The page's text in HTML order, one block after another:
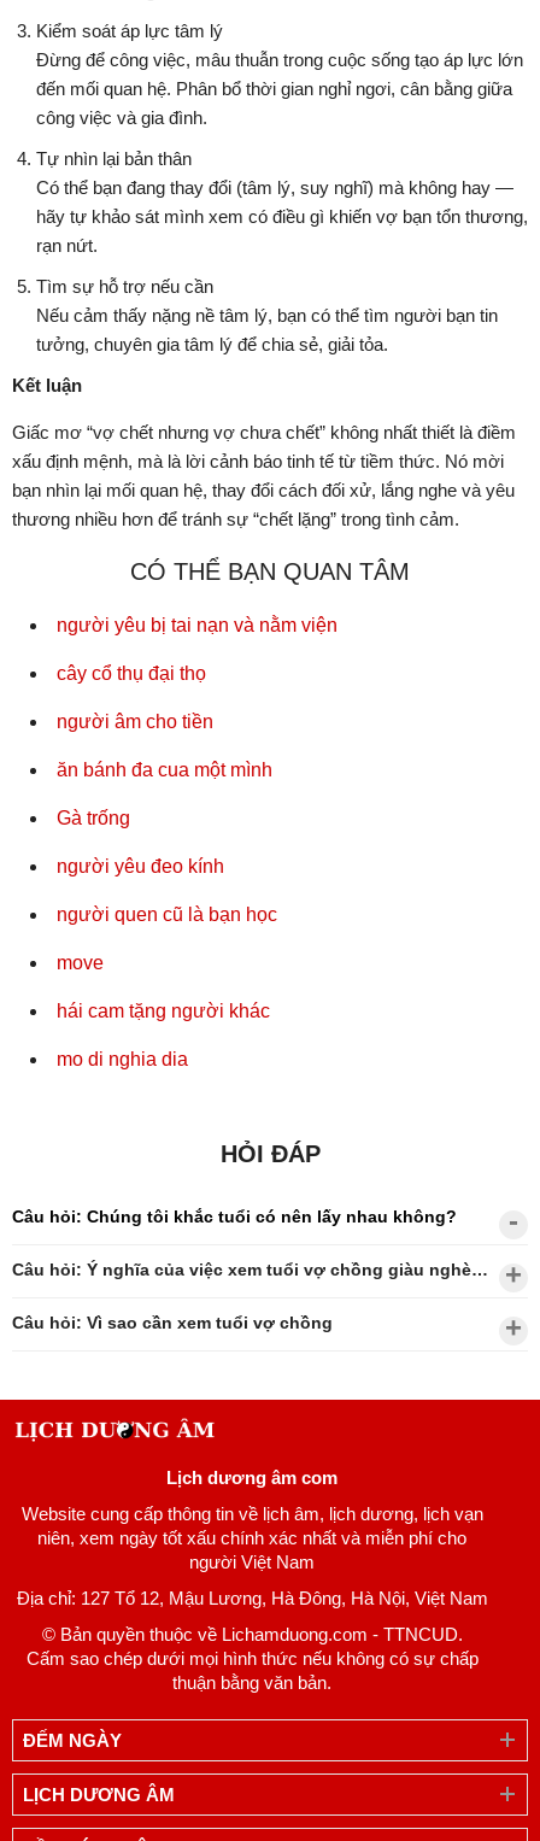
Kiểm soát áp lực tâm lý
Đừng để công việc, mâu thuẫn trong cuộc sống tạo áp lực lớn
đến mối quan hệ. Phân bổ thời gian nghỉ ngơi, cân bằng giữa
công việc và gia đình.
Tự nhìn lại bản thân
Có thể bạn đang thay đổi (tâm lý, suy nghĩ) mà không hay —
hãy tự khảo sát mình xem có điều gì khiến vợ bạn tổn thương,
rạn nứt.
Tìm sự hỗ trợ nếu cần
Nếu cảm thấy nặng nề tâm lý, bạn có thể tìm người bạn tin
tưởng, chuyên gia tâm lý để chia sẻ, giải tỏa.
Kết luận
Giấc mơ “vợ chết nhưng vợ chưa chết” không nhất thiết là điềm
xấu định mệnh, mà là lời cảnh báo tinh tế từ tiềm thức. Nó mời
bạn nhìn lại mối quan hệ, thay đổi cách đối xử, lắng nghe và yêu
thương nhiều hơn để tránh sự “chết lặng” trong tình cảm.
CÓ THỂ BẠN QUAN TÂM
người yêu bị tai nạn và nằm viện
cây cổ thụ đại thọ
người âm cho tiền
ăn bánh đa cua một mình
Gà trống
người yêu đeo kính
người quen cũ là bạn học
move
hái cam tặng người khác
mo di nghia dia
HỎI ĐÁP
Câu hỏi: Chúng tôi khắc tuổi có nên lấy nhau không?
Câu hỏi: Ý nghĩa của việc xem tuổi vợ chồng giàu nghèo?
Câu hỏi: Vì sao cần xem tuổi vợ chồng
Lịch dương âm com
Website cung cấp thông tin về lịch âm, lịch dương, lịch vạn
niên, xem ngày tốt xấu chính xác nhất và miễn phí cho
người Việt Nam
Địa chỉ: 127 Tổ 12, Mậu Lương, Hà Đông, Hà Nội, Việt Nam
© Bản quyền thuộc về Lichamduong.com - TTNCUD.
Cấm sao chép dưới mọi hình thức nếu không có sự chấp
thuận bằng văn bản.
ĐẾM NGÀY
LỊCH DƯƠNG ÂM